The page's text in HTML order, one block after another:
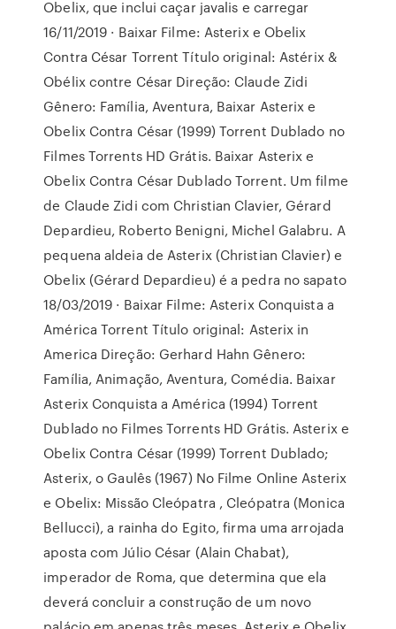
Obelix, que inclui caçar javalis e carregar
16/11/2019 · Baixar Filme: Asterix e Obelix
Contra César Torrent Título original: Astérix &
Obélix contre César Direção: Claude Zidi
Gênero: Família, Aventura, Baixar Asterix e
Obelix Contra César (1999) Torrent Dublado no
Filmes Torrents HD Grátis. Baixar Asterix e
Obelix Contra César Dublado Torrent. Um filme
de Claude Zidi com Christian Clavier, Gérard
Depardieu, Roberto Benigni, Michel Galabru. A
pequena aldeia de Asterix (Christian Clavier) e
Obelix (Gérard Depardieu) é a pedra no sapato
18/03/2019 · Baixar Filme: Asterix Conquista a
América Torrent Título original: Asterix in
America Direção: Gerhard Hahn Gênero:
Família, Animação, Aventura, Comédia. Baixar
Asterix Conquista a América (1994) Torrent
Dublado no Filmes Torrents HD Grátis. Asterix e
Obelix Contra César (1999) Torrent Dublado;
Asterix, o Gaulês (1967) No Filme Online Asterix
e Obelix: Missão Cleópatra , Cleópatra (Monica
Bellucci), a rainha do Egito, firma uma arrojada
aposta com Júlio César (Alain Chabat),
imperador de Roma, que determina que ela
deverá concluir a construção de um novo